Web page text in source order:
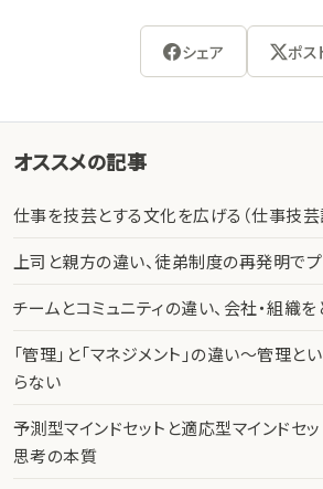
シェア ポス
オススメの記事
仕事を技芸とする文化を広げる（仕事技芸
上司と親方の違い、徒弟制度の再発明で
チームとコミュニティの違い、会社・組織
「管理」と「マネジメント」の違い〜管理
らない
予測型マインドセットと適応型マインドセッ
思考の本質